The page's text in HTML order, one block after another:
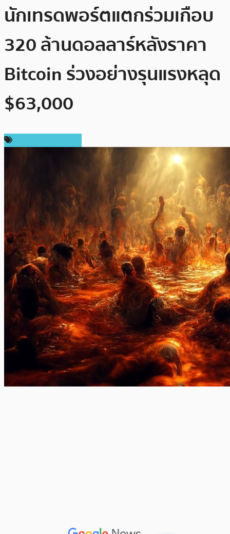
นักเทรดพอร์ตแตกร่วมเกือบ
320 ล้านดอลลาร์หลังราคา
Bitcoin ร่วงอย่างรุนแรงหลุด
$63,000